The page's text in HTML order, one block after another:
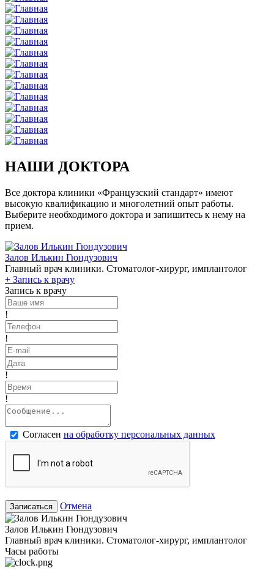
НАШИ ДОКТОРА
Все доктора клиники «Французский стандарт» имеют
высокую квалификацию и многолетний опыт работы.
Выберите необходимого доктора и запишитесь к нему на
прием.
Залов Илькин Гюндузович
Главный врач клиники. Стоматолог-хирург, имплантолог
+ Запись к врачу
Запись к врачу
!
!
!
!
Согласен на обработку персональных данных
Записаться Отмена
Залов Илькин Гюндузович
Главный врач клиники. Стоматолог-хирург, имплантолог
Часы работы